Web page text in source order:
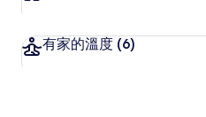
有家的溫度 (6)